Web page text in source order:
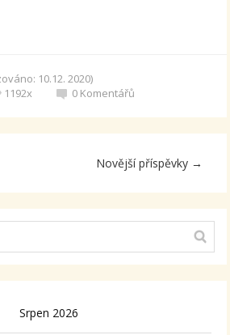
10.12. 2020)
1192x 0 Komentářů
Novější příspěvky →
Srpen 2026